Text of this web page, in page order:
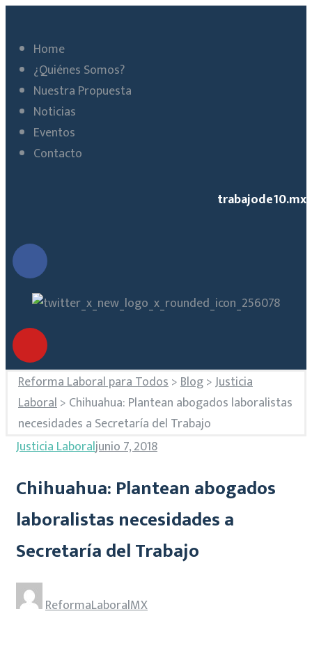
Home
¿Quiénes Somos?
Nuestra Propuesta
Noticias
Eventos
Contacto
trabajode10.mx
Reforma Laboral para Todos>Blog>Justicia
Laboral> Chihuahua: Plantean abogados laboralistas
necesidades a Secretaría del Trabajo
Justicia Laboraljunio 7, 2018
Chihuahua: Plantean abogados
laboralistas necesidades a
Secretaría del Trabajo
ReformaLaboralMX